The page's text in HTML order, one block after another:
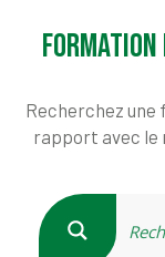
Recherchez une
rapport avec le